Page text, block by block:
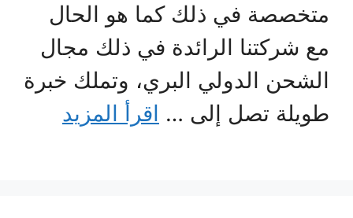
متخصصة في ذلك كما هو الحال
مع شركتنا الرائدة في ذلك مجال
الشحن الدولي البري، وتملك خبرة
طويلة تصل إلى … اقرأ المزيد